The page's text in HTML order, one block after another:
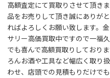
高額査定にて買取りさせて頂き
品をお売りして頂き誠にありが
ればよろしくお願い致します。
サリー高価買取中ですので一福
でも喜んで高額買取りしており
ろんお酒や工具など幅広く取り
わせ、店頭での見積もりだけで